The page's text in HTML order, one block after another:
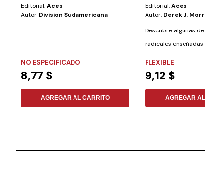
Editorial:Aces
Autor: Division Sudamericana
NO ESPECIFICADO
8,77 $
AGREGAR AL CARRITO
Editorial:Aces
Autor: Derek J. Morris
Descubre algunas de las
radicales enseñadas por
FLEXIBLE
9,12 $
AGREGAR AL